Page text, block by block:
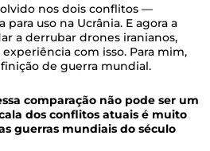
nos dois conflitos —
para uso na Ucrânia. E agora a
a derrubar drones iranianos,
com isso. Para mim,
de guerra mundial.
comparação não pode ser um
dos conflitos atuais é muito
guerras mundiais do século